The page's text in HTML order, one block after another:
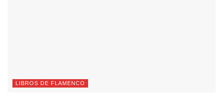
LIBROS DE FLAMENCO